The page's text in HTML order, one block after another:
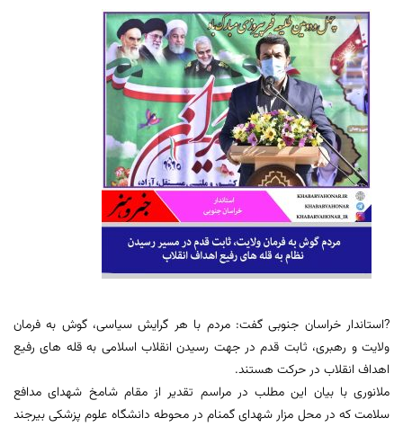
?استاندار خراسان جنوبی گفت: مردم با هر گرایش سیاسی، گوش به فرمان
ولایت و رهبری، ثابت قدم در جهت رسیدن انقلاب اسلامی به قله های رفیع
اهداف انقلاب در حرکت هستند.
ملانوری با بیان این مطلب در مراسم تقدیر از مقام شامخ شهدای مدافع
سلامت که در محل مزار شهدای گمنام در محوطه دانشگاه علوم پزشکی بیرجند